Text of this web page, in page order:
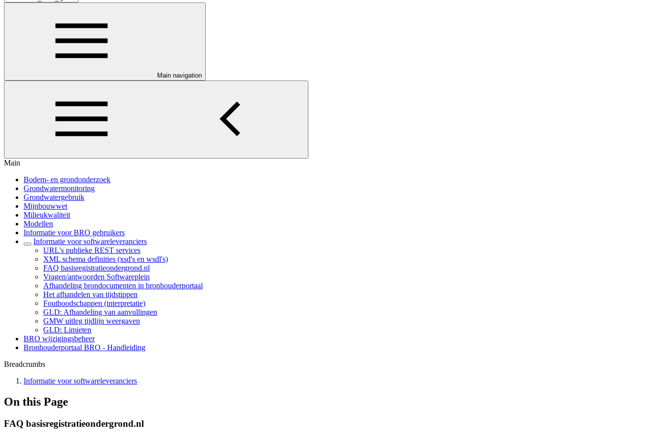
Main navigation
Main
Bodem- en grondonderzoek
Grondwatermonitoring
Grondwatergebruik
Mijnbouwwet
Milieukwaliteit
Modellen
Informatie voor BRO gebruikers
Informatie voor softwareleveranciers
URL's publieke REST services
XML schema definities (xsd's en wsdl's)
FAQ basisregistratieondergrond.nl
Vragen/antwoorden Softwareplein
Afhandeling brondocumenten in bronhouderportaal
Het afhandelen van tijdstippen
Foutboodschappen (interpretatie)
GLD: Afhandeling van aanvullingen
GMW uitleg tijdlijn weergaven
GLD: Limieten
BRO wijzigingsbeheer
Bronhouderportaal BRO - Handleiding
Breadcrumbs
Informatie voor softwareleveranciers
On this Page
FAQ basisregistratieondergrond.nl